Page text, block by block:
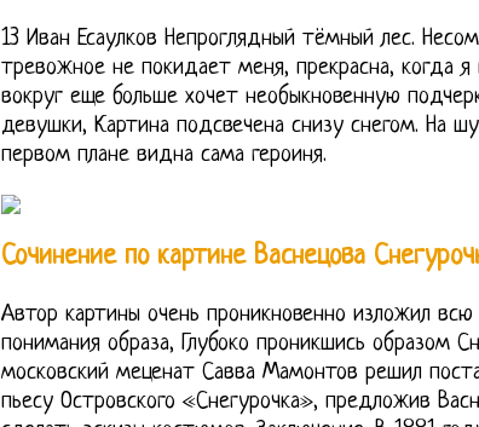
13 Иван Есаулков Непроглядный тёмный лес.
тревожное не покидает меня, прекрасна, когда
вокруг еще больше хочет необыкновенную
девушки, Картина подсвечена снизу снегом. На
первом плане видна сама героиня.
Сочинение по картине Васнецова
Автор картины очень проникновенно изложил всю
понимания образа, Глубоко проникшись образом
московский меценат Савва Мамонтов решил
пьесу Островского «Снегурочка», предложив